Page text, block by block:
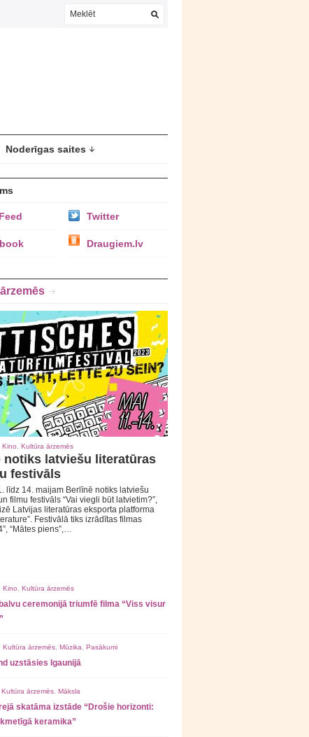
Noderīgas saites
Twitter
Draugiem.lv
Kino Kultūra ārzemēs
notiks latviešu literatūras
festivāls
līdz 14. maijam Berlīnē notiks latviešu
filmu festivāls “Vai viegli būt latvietim?”,
Latvijas literatūras eksporta platforma
Festivālā tiks izrādītas filmas
“Mātes piens”,…
Kino Kultūra ārzemēs
ceremonijā triumfē filma “Viss visur
Kultūra ārzemēs Mūzika Pasākumi
uzstāsies Igaunijā
Kultūra ārzemēs Māksla
skatāma izstāde “Drošie horizonti:
keramika”